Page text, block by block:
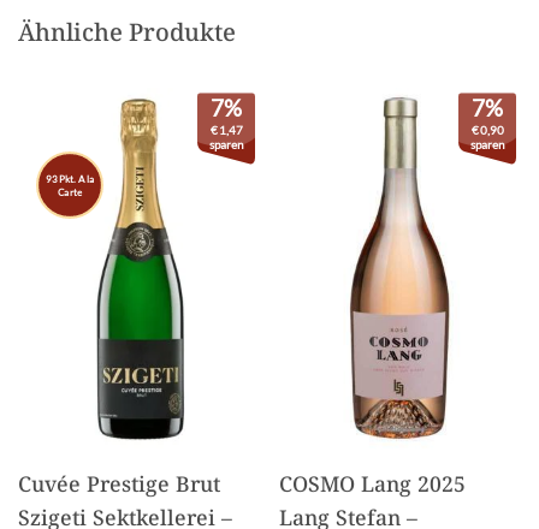
Ähnliche Produkte
93 Pkt. A la
Carte
7%
€1,47
sparen
Cuvée Prestige Brut
Szigeti Sektkellerei –
7%
€0,90
sparen
COSMO Lang 2025
Lang Stefan –